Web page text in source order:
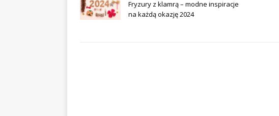
Fryzury z klamrą – modne inspiracje
na każdą okazję 2024